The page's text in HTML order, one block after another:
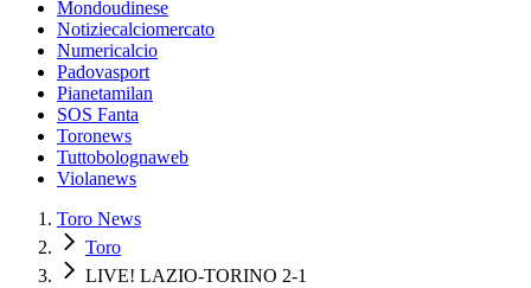
Mondoudinese
Notiziecalciomercato
Numericalcio
Padovasport
Pianetamilan
SOS Fanta
Toronews
Tuttobolognaweb
Violanews
Toro News
Toro
LIVE! LAZIO-TORINO 2-1